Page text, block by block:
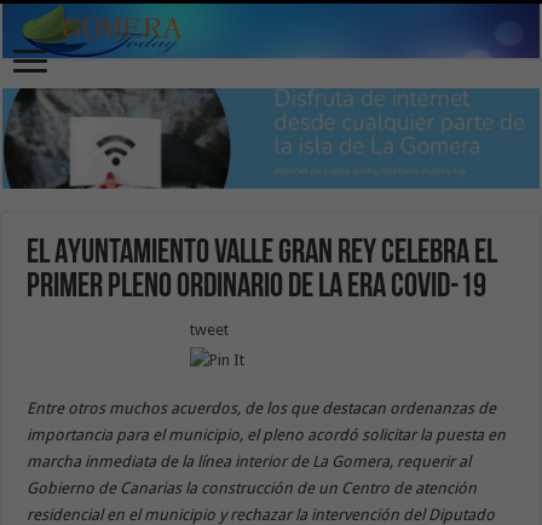
El Ayuntamiento Valle Gran Rey celebra el
primer Pleno Ordinario de la era Covid-19
tweet
Entre otros muchos acuerdos, de los que destacan ordenanzas de
importancia para el municipio, el pleno acordó solicitar la puesta en
marcha inmediata de la línea interior de La Gomera, requerir al
Gobierno de Canarias la construcción de un Centro de atención
residencial en el municipio y rechazar la intervención del Diputado